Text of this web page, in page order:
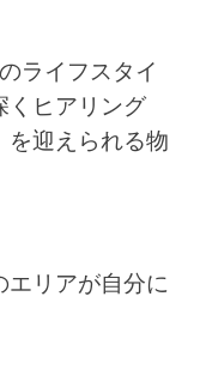
ライフスタイ
くヒアリング
を迎えられる物
エリアが自分に